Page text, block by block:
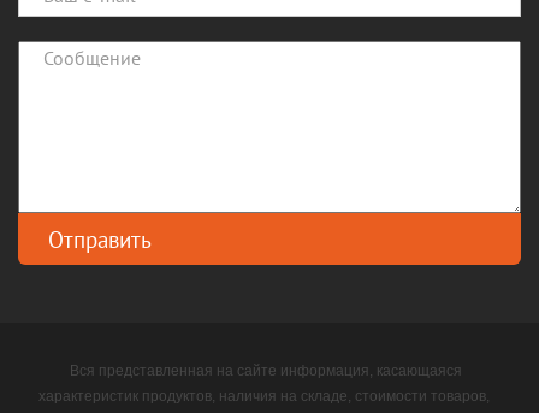
Вся представленная на сайте информация, касающаяся
характеристик продуктов, наличия на складе, стоимости товаров,